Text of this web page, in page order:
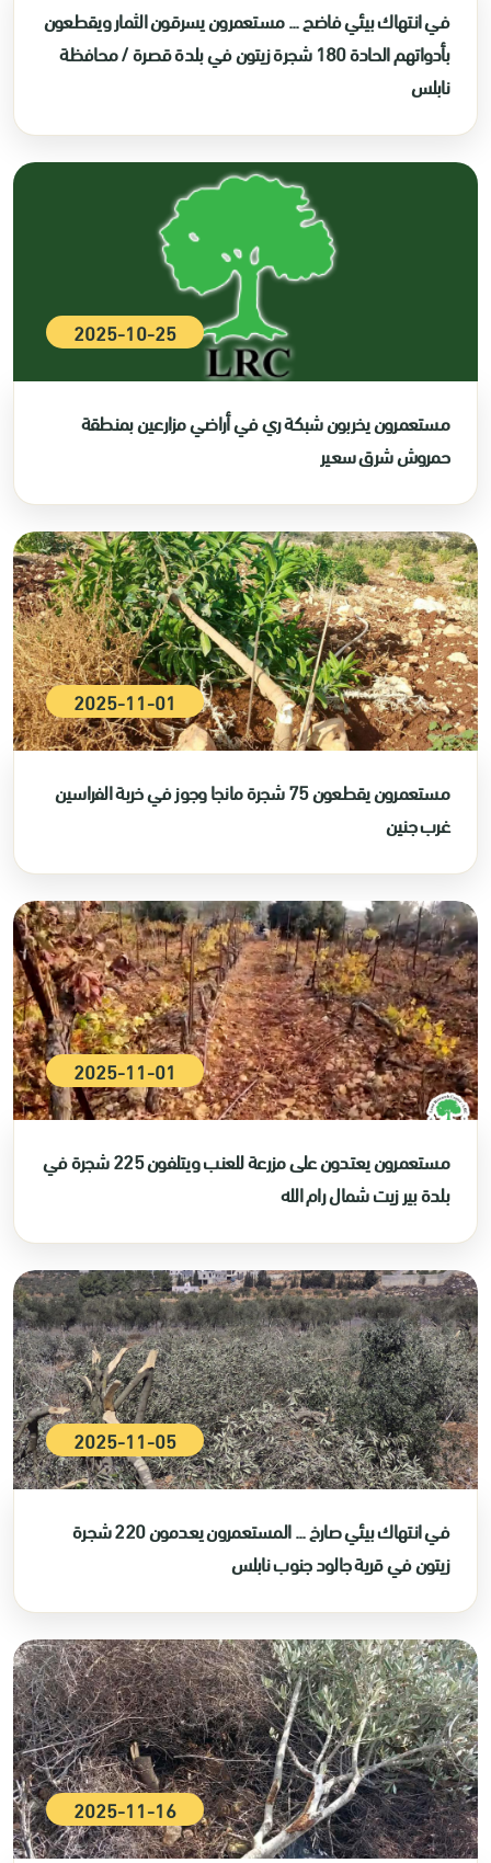
في انتهاك بيئي فاضح ... مستعمرون يسرقون الثمار ويقطعون
بأدواتهم الحادة 180 شجرة زيتون في بلدة قصرة / محافظة
نابلس
2025-10-25
مستعمرون يخربون شبكة ري في أراضي مزارعين بمنطقة
حمروش شرق سعير
2025-11-01
مستعمرون يقطعون 75 شجرة مانجا وجوز في خربة الفراسين
غرب جنين
2025-11-01
مستعمرون يعتدون على مزرعة للعنب ويتلفون 225 شجرة في
بلدة بير زيت شمال رام الله
2025-11-05
في انتهاك بيئي صارخ ... المستعمرون يعدمون 220 شجرة
زيتون في قرية جالود جنوب نابلس
2025-11-16